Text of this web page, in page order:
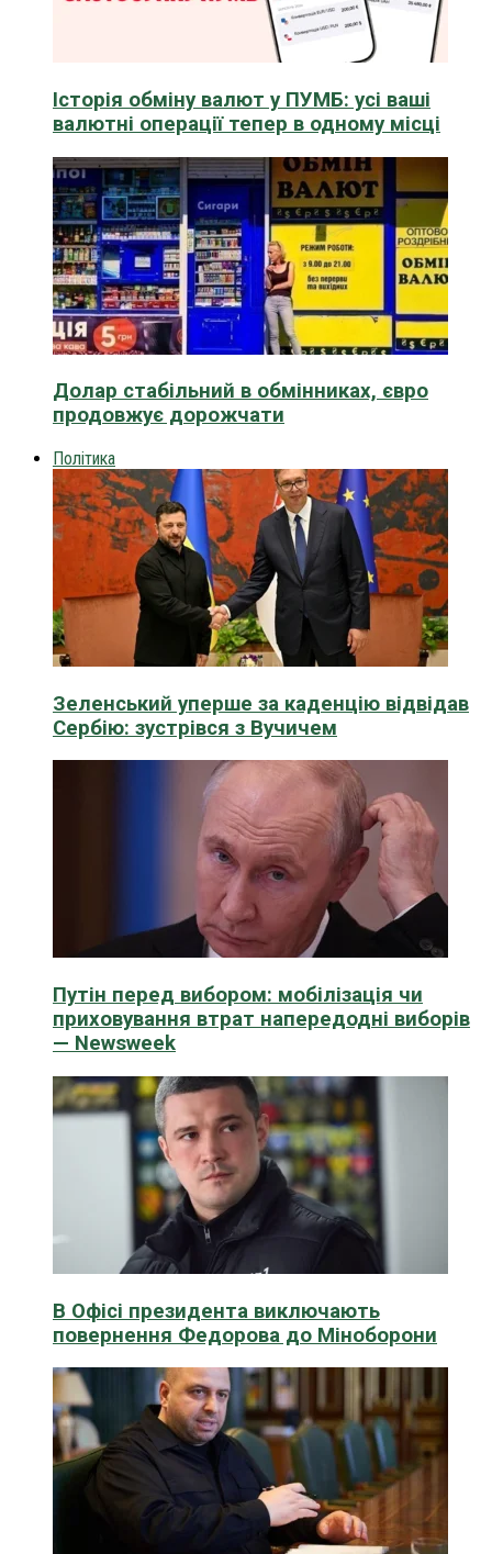
Історія обміну валют у ПУМБ: усі ваші
валютні операції тепер в одному місці
Долар стабільний в обмінниках, євро
продовжує дорожчати
Політика
Зеленський уперше за каденцію відвідав
Сербію: зустрівся з Вучичем
Путін перед вибором: мобілізація чи
приховування втрат напередодні виборів
— Newsweek
В Офісі президента виключають
повернення Федорова до Міноборони